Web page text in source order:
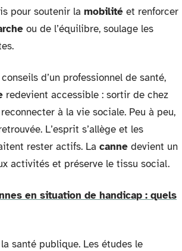
pour soutenir la mobilité et renforcer
ou de l’équilibre, soulage les
d’un professionnel de santé,
redevient accessible : sortir de chez
à la vie sociale. Peu à peu,
L’esprit s’allège et les
rester actifs. La canne devient un
activités et préserve le tissu social.
en situation de handicap : quels
santé publique. Les études le